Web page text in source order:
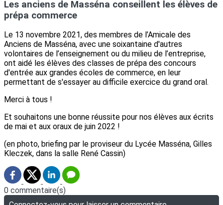
Les anciens de Masséna conseillent les élèves de
prépa commerce
Le 13 novembre 2021, des membres de l’Amicale des
Anciens de Masséna, avec une soixantaine d'autres
volontaires de l’enseignement ou du milieu de l’entreprise,
ont aidé les élèves des classes de prépa des concours
d'entrée aux grandes écoles de commerce, en leur
permettant de s'essayer au difficile exercice du grand oral.
Merci à tous !
Et souhaitons une bonne réussite pour nos élèves aux écrits
de mai et aux oraux de juin 2022 !
(en photo, briefing par le proviseur du Lycée Masséna, Gilles
Kleczek, dans la salle René Cassin)
0 commentaire(s)